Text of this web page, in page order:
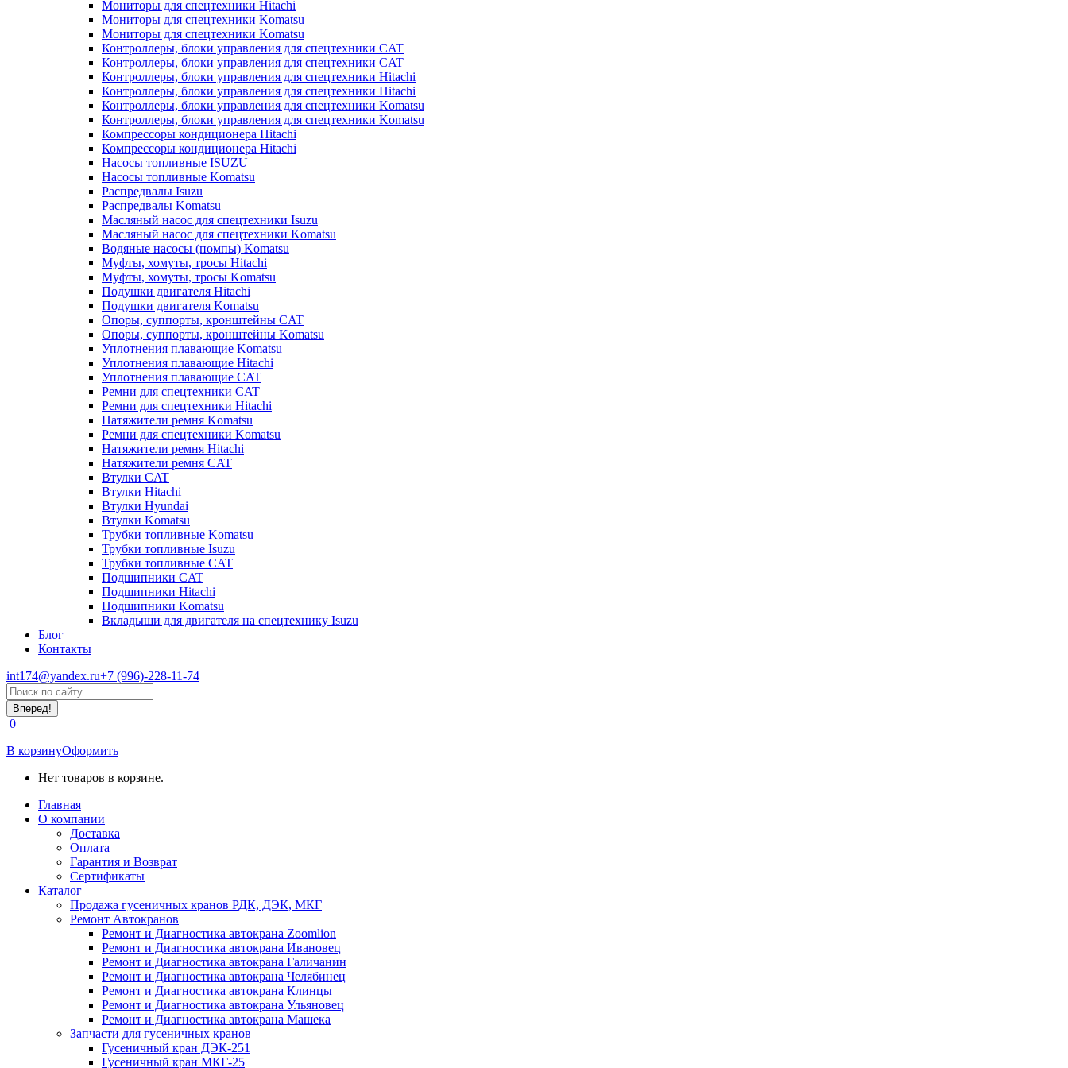
Мониторы для спецтехники Hitachi
Мониторы для спецтехники Komatsu
Мониторы для спецтехники Komatsu
Контроллеры, блоки управления для спецтехники CAT
Контроллеры, блоки управления для спецтехники CAT
Контроллеры, блоки управления для спецтехники Hitachi
Контроллеры, блоки управления для спецтехники Hitachi
Контроллеры, блоки управления для спецтехники Komatsu
Контроллеры, блоки управления для спецтехники Komatsu
Компрессоры кондиционера Hitachi
Компрессоры кондиционера Hitachi
Насосы топливные ISUZU
Насосы топливные Komatsu
Распредвалы Isuzu
Распредвалы Komatsu
Масляный насос для спецтехники Isuzu
Масляный насос для спецтехники Komatsu
Водяные насосы (помпы) Komatsu
Муфты, хомуты, тросы Hitachi
Муфты, хомуты, тросы Komatsu
Подушки двигателя Hitachi
Подушки двигателя Komatsu
Опоры, суппорты, кронштейны CAT
Опоры, суппорты, кронштейны Komatsu
Уплотнения плавающие Komatsu
Уплотнения плавающие Hitachi
Уплотнения плавающие CAT
Ремни для спецтехники CAT
Ремни для спецтехники Hitachi
Натяжители ремня Komatsu
Ремни для спецтехники Komatsu
Натяжители ремня Hitachi
Натяжители ремня CAT
Втулки CAT
Втулки Hitachi
Втулки Hyundai
Втулки Komatsu
Трубки топливные Komatsu
Трубки топливные Isuzu
Трубки топливные CAT
Подшипники CAT
Подшипники Hitachi
Подшипники Komatsu
Вкладыши для двигателя на спецтехнику Isuzu
Блог
Контакты
int174@yandex.ru+7 (996)-228-11-74
Страница
WhatsApp
открывается
в
новом
окне
Поиск:
0
В корзинуОформить
Нет товаров в корзине.
Главная
О компании
Доставка
Оплата
Гарантия и Возврат
Сертификаты
Каталог
Продажа гусеничных кранов РДК, ДЭК, МКГ
Ремонт Автокранов
Ремонт и Диагностика автокрана Zoomlion
Ремонт и Диагностика автокрана Ивановец
Ремонт и Диагностика автокрана Галичанин
Ремонт и Диагностика автокрана Челябинец
Ремонт и Диагностика автокрана Клинцы
Ремонт и Диагностика автокрана Ульяновец
Ремонт и Диагностика автокрана Машека
Запчасти для гусеничных кранов
Гусеничный кран ДЭК-251
Гусеничный кран МКГ-25